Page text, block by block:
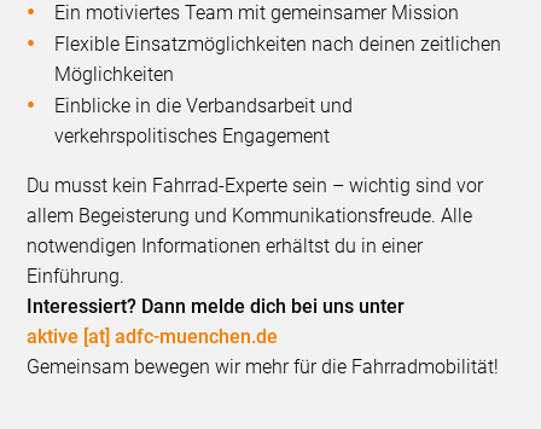
Ein motiviertes Team mit gemeinsamer Mission
Flexible Einsatzmöglichkeiten nach deinen zeitlichen
Möglichkeiten
Einblicke in die Verbandsarbeit und
verkehrspolitisches Engagement
Du musst kein Fahrrad-Experte sein – wichtig sind vor
allem Begeisterung und Kommunikationsfreude. Alle
notwendigen Informationen erhältst du in einer
Einführung.
Interessiert? Dann melde dich bei uns unter
aktive [at] adfc-muenchen.de
Gemeinsam bewegen wir mehr für die Fahrradmobilität!